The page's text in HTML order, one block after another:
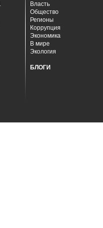
Власть
Общество
Регионы
Коррупция
Экономика
В мире
Экология
БЛОГИ